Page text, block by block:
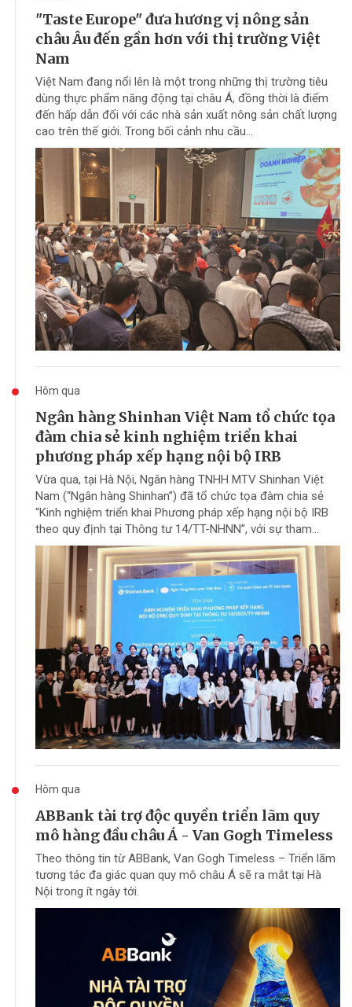
"Taste Europe" đưa hương vị nông sản
châu Âu đến gần hơn với thị trường Việt
Nam
Việt Nam đang nổi lên là một trong những thị trường tiêu
dùng thực phẩm năng động tại châu Á, đồng thời là điểm
đến hấp dẫn đối với các nhà sản xuất nông sản chất lượng
cao trên thế giới. Trong bối cảnh nhu cầu...
Hôm qua
Ngân hàng Shinhan Việt Nam tổ chức tọa
đàm chia sẻ kinh nghiệm triển khai
phương pháp xếp hạng nội bộ IRB
Vừa qua, tại Hà Nội, Ngân hàng TNHH MTV Shinhan Việt
Nam (“Ngân hàng Shinhan”) đã tổ chức tọa đàm chia sẻ
“Kinh nghiệm triển khai Phương pháp xếp hạng nội bộ IRB
theo quy định tại Thông tư 14/TT-NHNN”, với sự tham...
Hôm qua
ABBank tài trợ độc quyền triển lãm quy
mô hàng đầu châu Á - Van Gogh Timeless
Theo thông tin từ ABBank, Van Gogh Timeless – Triển lãm
tương tác đa giác quan quy mô châu Á sẽ ra mắt tại Hà
Nội trong ít ngày tới.